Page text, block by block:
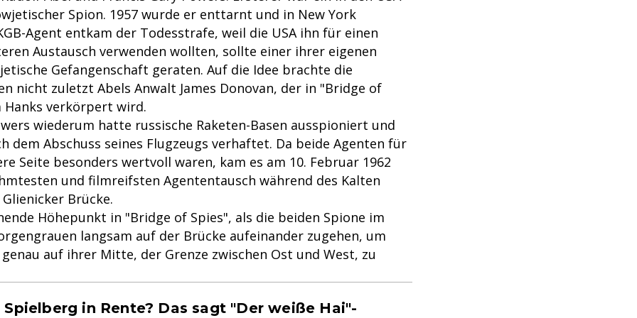
Spion. 1957 wurde er enttarnt und in New York
Agent entkam der Todesstrafe, weil die USA ihn für einen
Austausch verwenden wollten, sollte einer ihrer eigenen
Gefangenschaft geraten. Auf die Idee brachte die
nicht zuletzt Abels Anwalt James Donovan, der in "Bridge of
Hanks verkörpert wird.
wiederum hatte russische Raketen-Basen ausspioniert und
dem Abschuss seines Flugzeugs verhaftet. Da beide Agenten für
Seite besonders wertvoll waren, kam es am 10. Februar 1962
und filmreifsten Agententausch während des Kalten
Brücke.
Höhepunkt in "Bridge of Spies", als die beiden Spione im
langsam auf der Brücke aufeinander zugehen, um
auf ihrer Mitte, der Grenze zwischen Ost und West, zu
Spielberg in Rente? Das sagt "Der weiße Hai"-